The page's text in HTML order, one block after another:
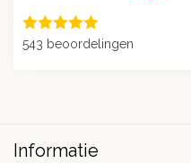
543 beoordelingen
Informatie